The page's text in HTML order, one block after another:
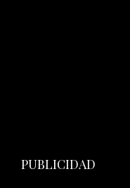
PUBLICIDAD